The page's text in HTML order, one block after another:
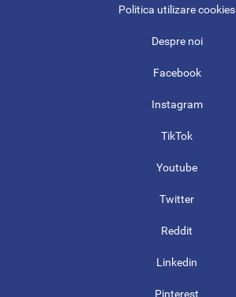
Politica utilizare cookies
Despre noi
Facebook
Instagram
TikTok
Youtube
Twitter
Reddit
Linkedin
Pinterest